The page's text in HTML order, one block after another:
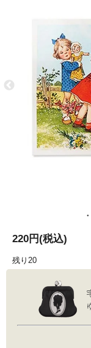
220円(税込)
残り20